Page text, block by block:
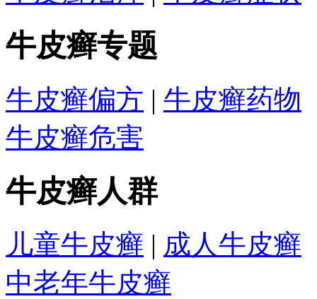
牛皮癣专题
牛皮癣偏方 | 牛皮癣药物
牛皮癣危害
牛皮癣人群
儿童牛皮癣 | 成人牛皮癣
中老年牛皮癣